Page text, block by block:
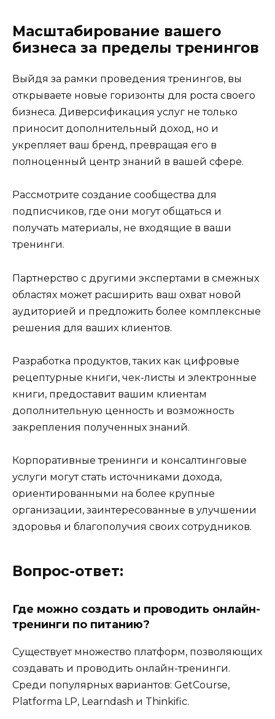
Масштабирование вашего
бизнеса за пределы тренингов
Выйдя за рамки проведения тренингов, вы
открываете новые горизонты для роста своего
бизнеса. Диверсификация услуг не только
приносит дополнительный доход, но и
укрепляет ваш бренд, превращая его в
полноценный центр знаний в вашей сфере.
Рассмотрите создание сообщества для
подписчиков, где они могут общаться и
получать материалы, не входящие в ваши
тренинги.
Партнерство с другими экспертами в смежных
областях может расширить ваш охват новой
аудиторией и предложить более комплексные
решения для ваших клиентов.
Разработка продуктов, таких как цифровые
рецептурные книги, чек-листы и электронные
книги, предоставит вашим клиентам
дополнительную ценность и возможность
закрепления полученных знаний.
Корпоративные тренинги и консалтинговые
услуги могут стать источниками дохода,
ориентированными на более крупные
организации, заинтересованные в улучшении
здоровья и благополучия своих сотрудников.
Вопрос-ответ:
Где можно создать и проводить онлайн-
тренинги по питанию?
Существует множество платформ, позволяющих
создавать и проводить онлайн-тренинги.
Среди популярных вариантов: GetCourse,
Platforma LP, Learndash и Thinkific.